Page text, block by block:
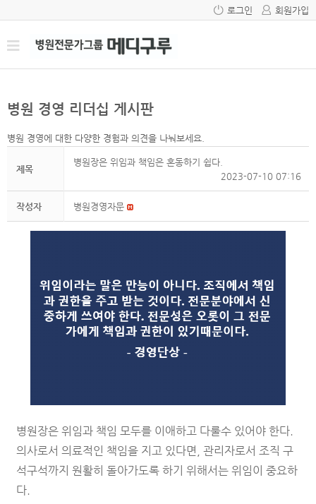
로그인 회원가입
병원 경영 리더십 게시판
병원 경영에 대한 다양한 경험과 의견을 나눠보세요.
제목
병원장은 위임과 책임은 혼동하기 쉽다.
2023-07-10 07:16
작성자 병원경영자문
병원장은 위임과 책임 모두를 이애하고 다룰수 있어야 한다.
의사로서 의료적인 책임을 지고 있다면, 관리자로서 조직 구
석구석까지 원활히 돌아가도록 하기 위해서는 위임이 중요하
다.